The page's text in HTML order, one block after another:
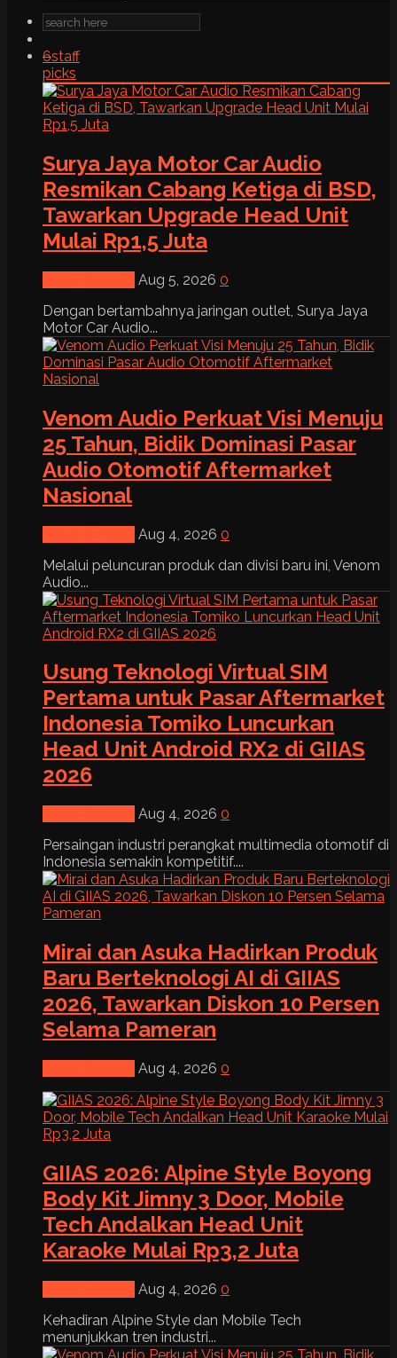
6staff
picks
Surya Jaya Motor Car Audio
Resmikan Cabang Ketiga di BSD,
Tawarkan Upgrade Head Unit
Mulai Rp1,5 Juta
Aug 5, 2026 0
Dengan bertambahnya jaringan outlet, Surya Jaya
Motor Car Audio...
Venom Audio Perkuat Visi Menuju
25 Tahun, Bidik Dominasi Pasar
Audio Otomotif Aftermarket
Nasional
Aug 4, 2026 0
Melalui peluncuran produk dan divisi baru ini, Venom
Audio...
Usung Teknologi Virtual SIM
Pertama untuk Pasar Aftermarket
Indonesia Tomiko Luncurkan
Head Unit Android RX2 di GIIAS
2026
Aug 4, 2026 0
Persaingan industri perangkat multimedia otomotif di
Indonesia semakin kompetitif....
Mirai dan Asuka Hadirkan Produk
Baru Berteknologi AI di GIIAS
2026, Tawarkan Diskon 10 Persen
Selama Pameran
Aug 4, 2026 0
GIIAS 2026: Alpine Style Boyong
Body Kit Jimny 3 Door, Mobile
Tech Andalkan Head Unit
Karaoke Mulai Rp3,2 Juta
Aug 4, 2026 0
Kehadiran Alpine Style dan Mobile Tech
menunjukkan tren industri...